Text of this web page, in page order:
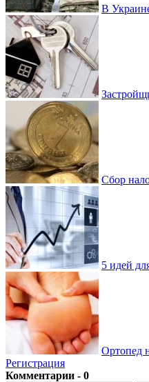
В
Сбор
5 идей
Ортопед
Регистрация
Комментарии - 0